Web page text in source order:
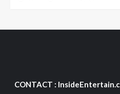
CONTACT :